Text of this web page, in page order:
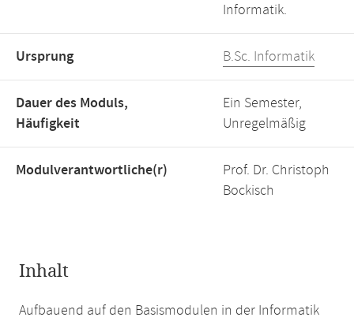
Informatik.
Ursprung B.Sc. Informatik
Dauer des Moduls,
Häufigkeit
Ein Semester,
Unregelmäßig
Modulverantwortliche(r)
Prof. Dr. Christoph
Bockisch
Inhalt
Aufbauend auf den Basismodulen in der Informatik